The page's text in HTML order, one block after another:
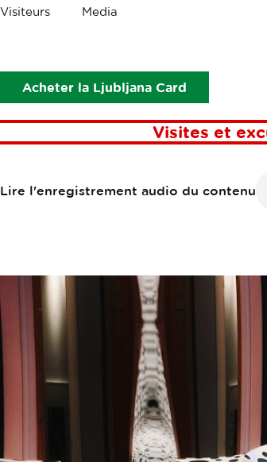
Visiteurs Media
Acheter la Ljubljana Card
Visites et
Les
LA
Lire l'enregistrement audio du contenu